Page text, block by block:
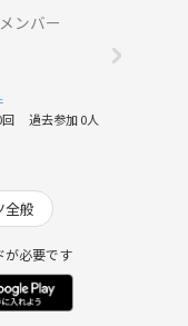
ンバー
回 過去参加 0人
全般
が必要です